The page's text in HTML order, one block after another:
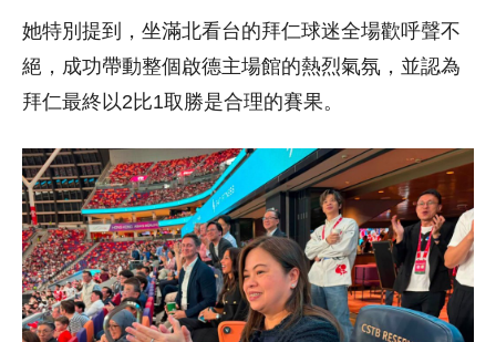
她特別提到，坐滿北看台的拜仁球迷全場歡呼聲不
絕，成功帶動整個啟德主場館的熱烈氣氛，並認為
拜仁最終以2比1取勝是合理的賽果。